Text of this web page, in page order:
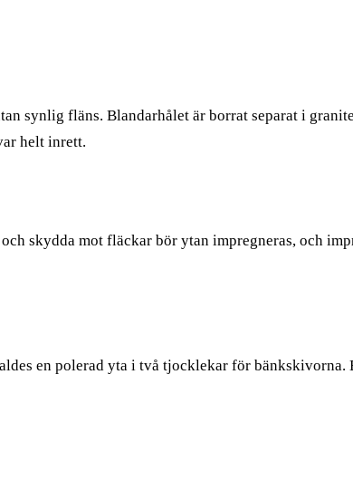
synlig fläns. Blandarhålet är borrat separat i
helt inrett.
skydda mot fläckar bör ytan impregneras, och
en polerad yta i två tjocklekar för bänkskivorna.